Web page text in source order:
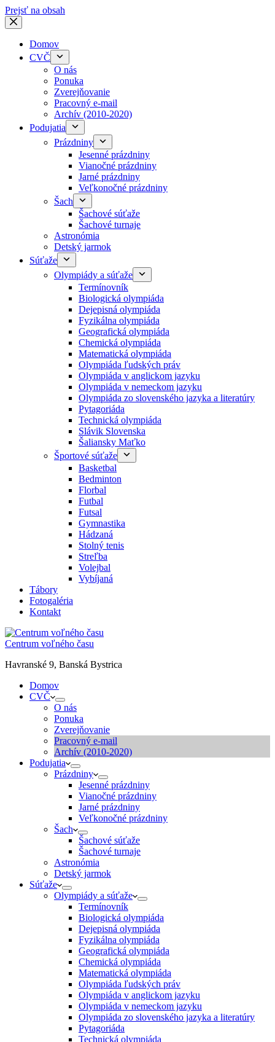
Prejsť na obsah
Domov
CVČ
O nás
Ponuka
Zverejňovanie
Pracovný e-mail
Archív (2010-2020)
Podujatia
Prázdniny
Jesenné prázdniny
Vianočné prázdniny
Jarné prázdniny
Veľkonočné prázdniny
Šach
Šachové súťaže
Šachové turnaje
Astronómia
Detský jarmok
Súťaže
Olympiády a súťaže
Termínovník
Biologická olympiáda
Dejepisná olympiáda
Fyzikálna olympiáda
Geografická olympiáda
Chemická olympiáda
Matematická olympiáda
Olympiáda ľudských práv
Olympiáda v anglickom jazyku
Olympiáda v nemeckom jazyku
Olympiáda zo slovenského jazyka a literatúry
Pytagoriáda
Technická olympiáda
Slávik Slovenska
Šaliansky Maťko
Športové súťaže
Basketbal
Bedminton
Florbal
Futbal
Futsal
Gymnastika
Hádzaná
Stolný tenis
Streľba
Volejbal
Vybíjaná
Tábory
Fotogaléria
Kontakt
Centrum voľného času
Havranské 9, Banská Bystrica
Domov
CVČ
O nás
Ponuka
Zverejňovanie
Pracovný e-mail
Archív (2010-2020)
Podujatia
Prázdniny
Jesenné prázdniny
Vianočné prázdniny
Jarné prázdniny
Veľkonočné prázdniny
Šach
Šachové súťaže
Šachové turnaje
Astronómia
Detský jarmok
Súťaže
Olympiády a súťaže
Termínovník
Biologická olympiáda
Dejepisná olympiáda
Fyzikálna olympiáda
Geografická olympiáda
Chemická olympiáda
Matematická olympiáda
Olympiáda ľudských práv
Olympiáda v anglickom jazyku
Olympiáda v nemeckom jazyku
Olympiáda zo slovenského jazyka a literatúry
Pytagoriáda
Technická olympiáda